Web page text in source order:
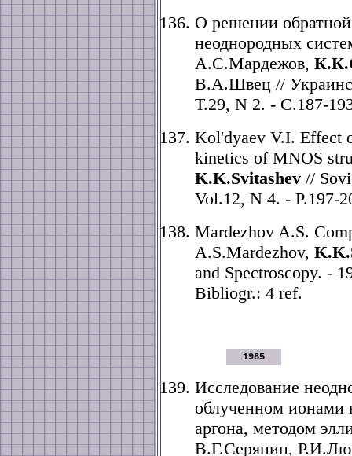
О решении
неоднородных
А.С.Мардежов,
В.А.Швец //
Т.29, N 2. - С.187-
Kol'dyaev V.I. Effect
kinetics of MNOS
K.K.Svitashev //
Vol.12, N 4. - P.197-
Mardezhov A.S.
A.S.Mardezhov,
and Spectroscopy. -
Bibliogr.: 4 ref.
1985
Исследование
облученном ионами
аргона, методом
В.Г.Серяпин,